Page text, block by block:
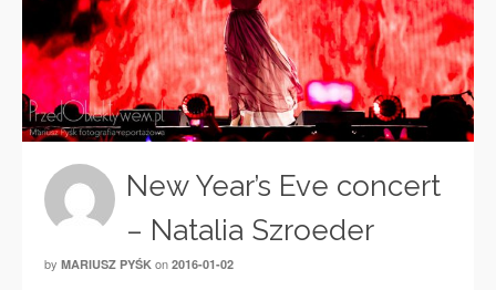
New Year’s Eve concert
– Natalia Szroeder
by MARIUSZ PYŚK on 2016-01-02